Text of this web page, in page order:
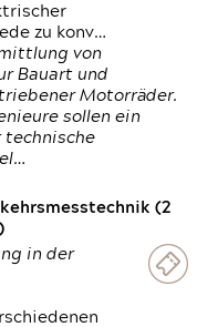
zu konv…
von
Bauart und
Motorräder.
sollen ein
technische
(2
in der